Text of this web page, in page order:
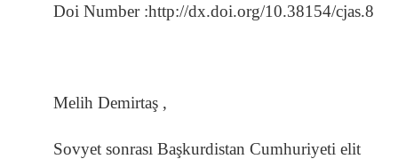
Doi Number :http://dx.doi.org/10.38154/cjas.8
Melih Demirtaş ,
Sovyet sonrası Başkurdistan Cumhuriyeti elit